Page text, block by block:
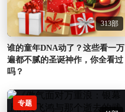
313部
谁的童年DNA动了？这些看一万
遍都不腻的圣诞神作，你全看过
吗？
专题